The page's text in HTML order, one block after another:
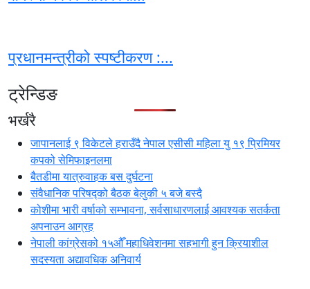
प्रधानमन्त्रीको स्पष्टीकरण :...
ट्रेन्डिङ
भर्खरै
जापानलाई ९ विकेटले हराउँदै नेपाल एसीसी महिला यु १९ प्रिमियर
कपको सेमिफाइनलमा
बैतडीमा यात्रुवाहक बस दुर्घटना
संवैधानिक परिषद्को बैठक बेलुकी ५ बजे बस्दै
कोशीमा भारी वर्षाको सम्भावना, सर्वसाधारणलाई आवश्यक सतर्कता
अपनाउन आग्रह
नेपाली कांग्रेसको १५औँ महाधिवेशनमा सहभागी हुन क्रियाशील
सदस्यता अद्यावधिक अनिवार्य